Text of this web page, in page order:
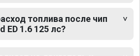
топлива после чип
ED 1.6 125 лс?